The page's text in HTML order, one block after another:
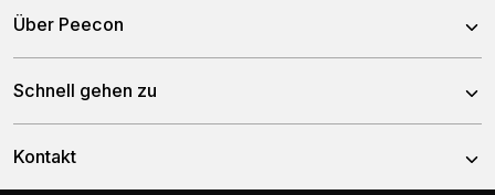
Mischwagen
Stationäre Mischwagen
Fässer
Über Peecon
Geschichte
Schnell gehen zu
Kontakt